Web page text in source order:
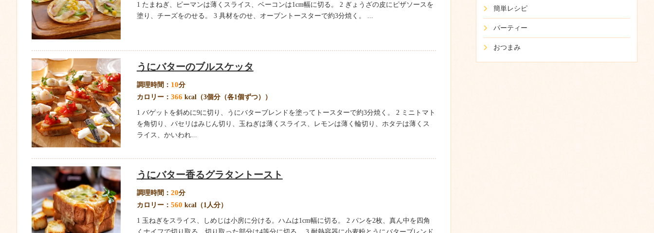
1 たまねぎ、ピーマンは薄くスライス、ベーコンは1cm幅に切る。 2 ぎょうざの皮にピザソースを
塗り、チーズをのせる。 3 具材をのせ、オーブントースターで約3分焼く。 ...
うにバターのブルスケッタ
調理時間： 10分
カロリー： 366 kcal（3個分（各1個ずつ））
1 バゲットを斜めに9に切り、うにバターブレンドを塗ってトースターで約3分焼く。 2 ミニトマト
を角切り、パセリはみじん切り、玉ねぎは薄くスライス、レモンは薄く輪切り、ホタテは薄くス
ライス、かいわれ...
うにバター香るグラタントースト
調理時間： 20分
カロリー： 560 kcal（1人分）
1 玉ねぎをスライス、しめじは小房に分ける。ハムは1cm幅に切る。 2 パンを2枚、真ん中を四角
簡単レシピ
パーティー
おつまみ